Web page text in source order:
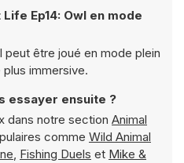
Ep14: Owl en mode
peut être joué en mode plein
immersive.
essayer ensuite ?
dans notre section Animal
comme Wild Animal
, Fishing Duels et Mike &